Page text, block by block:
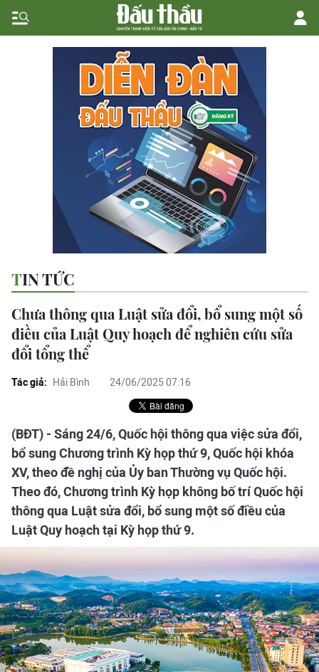
TIN TỨC
Chưa thông qua Luật sửa đổi, bổ sung một số
điều của Luật Quy hoạch để nghiên cứu sửa
đổi tổng thể
Tác giả: Hải Bình 24/06/2025 07:16
(BĐT) - Sáng 24/6, Quốc hội thông qua việc sửa đổi,
bổ sung Chương trình Kỳ họp thứ 9, Quốc hội khóa
XV, theo đề nghị của Ủy ban Thường vụ Quốc hội.
Theo đó, Chương trình Kỳ họp không bố trí Quốc hội
thông qua Luật sửa đổi, bổ sung một số điều của
Luật Quy hoạch tại Kỳ họp thứ 9.